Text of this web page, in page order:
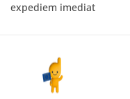
expediem imediat